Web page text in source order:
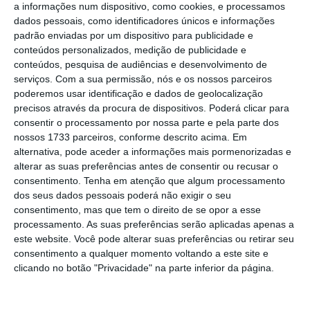
a informações num dispositivo, como cookies, e processamos
dados pessoais, como identificadores únicos e informações
padrão enviadas por um dispositivo para publicidade e
conteúdos personalizados, medição de publicidade e
conteúdos, pesquisa de audiências e desenvolvimento de
serviços. Com a sua permissão, nós e os nossos parceiros
poderemos usar identificação e dados de geolocalização
precisos através da procura de dispositivos. Poderá clicar para
consentir o processamento por nossa parte e pela parte dos
nossos 1733 parceiros, conforme descrito acima. Em
alternativa, pode aceder a informações mais pormenorizadas e
alterar as suas preferências antes de consentir ou recusar o
consentimento. Tenha em atenção que algum processamento
dos seus dados pessoais poderá não exigir o seu
consentimento, mas que tem o direito de se opor a esse
processamento. As suas preferências serão aplicadas apenas a
este website. Você pode alterar suas preferências ou retirar seu
consentimento a qualquer momento voltando a este site e
clicando no botão "Privacidade" na parte inferior da página.